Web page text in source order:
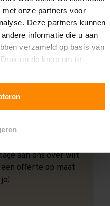
onze partners voor
Deze partners kunnen
informatie die u aan
verzameld op basis van
op de knop om te
aan ons over wilt
offerte op maat